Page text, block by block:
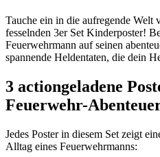
Tauche ein in die aufregende Welt
fesselnden 3er Set Kinderposter!
Feuerwehrmann auf seinen
spannende Heldentaten, die dein
3 actiongeladene
Feuerwehr-
Jedes Poster in diesem Set zeigt
Alltag eines Feuerwehrmanns: